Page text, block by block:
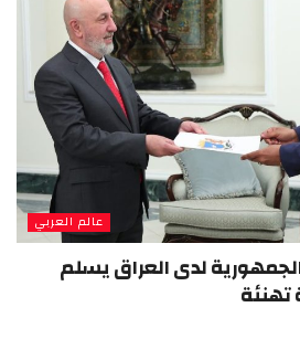
عالم العربي
لدى العراق يسلم
تهنئة